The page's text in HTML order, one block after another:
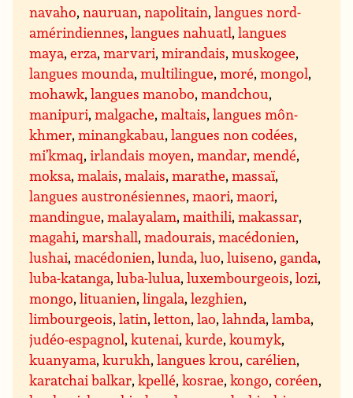
navaho,nauruan,napolitain,langues nord-
amérindiennes,langues nahuatl,langues
maya,erza,marvari,mirandais,muskogee,
langues mounda,multilingue,moré,mongol,
mohawk,langues manobo,mandchou,
manipuri,malgache,maltais,langues môn-
khmer,minangkabau,langues non codées,
mi’kmaq,irlandais moyen,mandar,mendé,
moksa,malais,malais,marathe,massaï,
langues austronésiennes,maori,maori,
mandingue,malayalam,maithili,makassar,
magahi,marshall,madourais,macédonien,
lushai,macédonien,lunda,luo,luiseno, ganda,
luba-katanga,luba-lulua,luxembourgeois,lozi,
mongo,lituanien,lingala,lezghien,
limbourgeois,latin,letton,lao,lahnda,lamba,
judéo-espagnol,kutenai,kurde,koumyk,
kuanyama,kurukh,langues krou,carélien,
karatchai balkar,kpellé,kosrae,kongo,coréen,